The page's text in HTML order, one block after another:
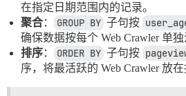
在指定日期范围内的记录。
聚合： GROUP BY 子句按
确保数据按每个 Web Crawler 单独
排序： ORDER BY 子句按
序，将最活跃的 Web Crawler 放在